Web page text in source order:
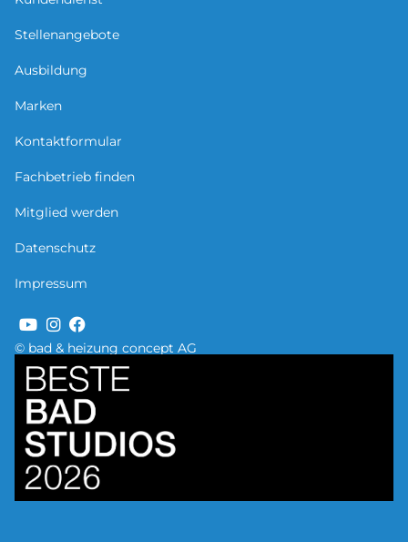
© bad & heizung concept AG
Stellenangebote
Ausbildung
Marken
Kontaktformular
Fachbetrieb finden
Mitglied werden
Datenschutz
Impressum